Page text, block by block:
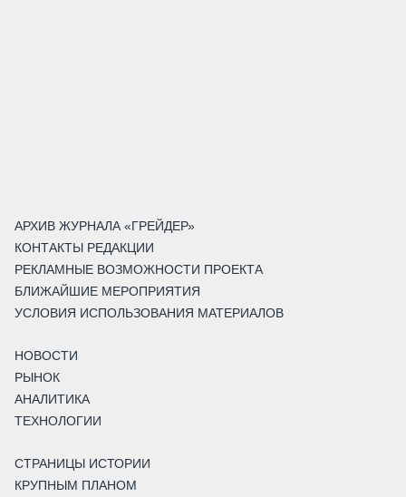
АРХИВ ЖУРНАЛА «ГРЕЙДЕР»
КОНТАКТЫ РЕДАКЦИИ
РЕКЛАМНЫЕ ВОЗМОЖНОСТИ ПРОЕКТА
БЛИЖАЙШИЕ МЕРОПРИЯТИЯ
УСЛОВИЯ ИСПОЛЬЗОВАНИЯ МАТЕРИАЛОВ
НОВОСТИ
РЫНОК
АНАЛИТИКА
ТЕХНОЛОГИИ
СТРАНИЦЫ ИСТОРИИ
КРУПНЫМ ПЛАНОМ